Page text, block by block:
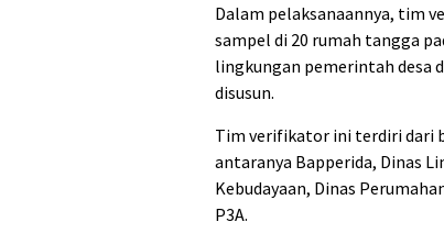
‎Dalam pelaksanaannya, tim
sampel di 20 rumah tangga
lingkungan pemerintah desa
disusun.
‎Tim verifikator ini terdiri dari
antaranya Bapperida, Dinas
Kebudayaan, Dinas
P3A.